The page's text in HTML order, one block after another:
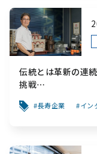
伝統とは革新の連
挑戦
こだわり、ガラスを
長寿企業 イン